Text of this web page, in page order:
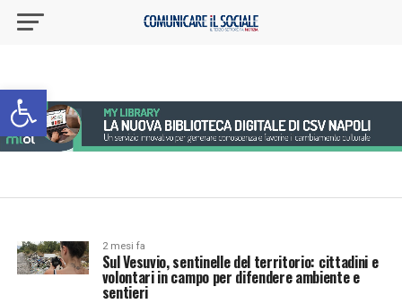
Apri la barra degli strumenti
2 mesi fa
Sul Vesuvio, sentinelle del territorio: cittadini e
volontari in campo per difendere ambiente e
sentieri